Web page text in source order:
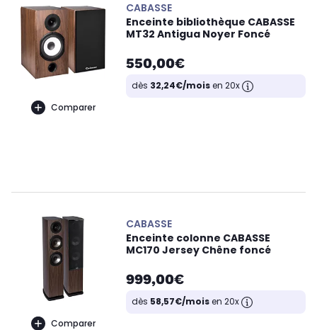
Comparer
CABASSE
Enceinte bibliothèque CABASSE
MT32 Antigua Noyer Foncé
550,00€
dès 32,24€/moisen 20x
Comparer
CABASSE
Enceinte colonne CABASSE
MC170 Jersey Chêne foncé
999,00€
dès 58,57€/moisen 20x